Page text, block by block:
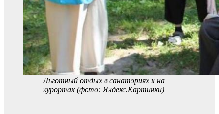
Льготный отдых в санаториях и на
курортах (фото: Яндекс.Картинки)